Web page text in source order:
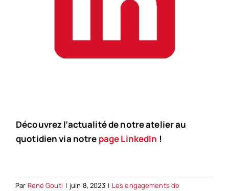
Découvrez l’actualité de notre atelier au
quotidien via notre page LinkedIn !
Par René Gouti | juin 8, 2023 | Les engagements de